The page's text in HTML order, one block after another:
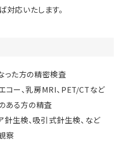
応いたします。
った方の精密検査
コー、乳房MRI、PET/CTなど
ある方の精査
針生検、吸引式針生検、など
察